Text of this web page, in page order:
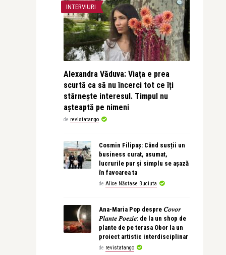
INTERVIURI
Alexandra Văduva: Viața e prea
scurtă ca să nu încerci tot ce îți
stârnește interesul. Timpul nu
așteaptă pe nimeni
de revistatango
Cosmin Filipaș: Când susții un
business curat, asumat,
lucrurile pur și simplu se așază
în favoarea ta
de Alice Năstase Buciuta
Ana-Maria Pop despre 𝐶𝑜𝑣𝑜𝑟
𝑃𝑙𝑎𝑛𝑡𝑒 𝑃𝑜𝑒𝑧𝑖𝑒: de la un shop de
plante de pe terasa Obor la un
proiect artistic interdisciplinar
de revistatango